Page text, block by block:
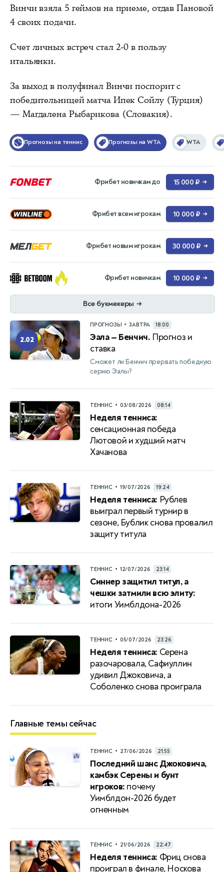
Винчи взяла 5 геймов на приеме, отдав Пановой
4 своих подачи.
Счет личных встреч стал 2-0 в пользу
итальянки.
За выход в полуфинал Винчи поспорит с
победительницей матча Ипек Сойлу (Турция)
— Магдалена Рыбарикова (Словакия).
Прогнозы на теннис Прогнозы на WTA WTA
Фрибет новичкам до 15 000 ₽ →
Фрибет всем игрокам 10 000 ₽ →
Фрибет новым игрокам 30 000 ₽ →
Фрибет новичкам 10 000 ₽ →
Все букмекеры →
2.02
ПРОГНОЗЫ • ЗАВТРА 18:00
Эала — Бенчич. Прогноз и
ставка
Сможет ли Бенчич прервать победную
серию Эалы?
ТЕННИС • 03/08/2026 08:14
Неделя тенниса:
сенсационная победа
Лютовой и худший матч
Хачанова
ТЕННИС • 19/07/2026 19:24
Неделя тенниса: Рублев
выиграл первый турнир в
сезоне, Бублик снова провалил
защиту титула
ТЕННИС • 12/07/2026 23:14
Синнер защитил титул, а
чешки затмили всю элиту:
итоги Уимблдона-2026
ТЕННИС • 05/07/2026 23:26
Неделя тенниса: Серена
разочаровала, Сафиуллин
удивил Джоковича, а
Соболенко снова проиграла
Главные темы сейчас
ТЕННИС • 27/06/2026 21:55
Последний шанс Джоковича,
камбэк Серены и бунт
игроков: почему
Уимблдон-2026 будет
огненным
ТЕННИС • 21/06/2026 22:47
Неделя тенниса: Фриц снова
проиграл в финале, Носкова